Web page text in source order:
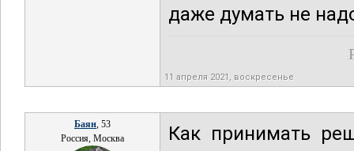
даже думать не
11 апреля 2021, воскресенье
Баян, 53
Россия, Москва
Как принимать